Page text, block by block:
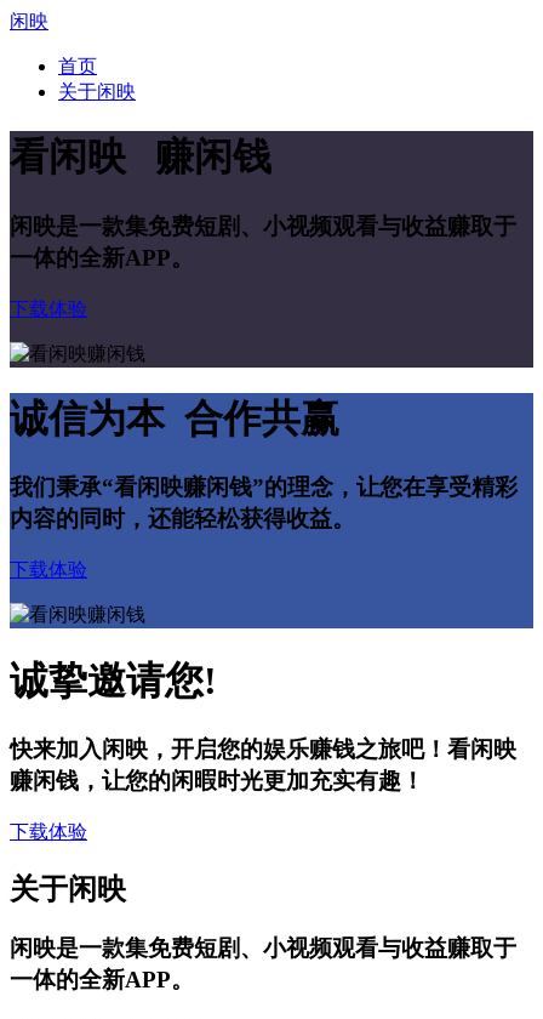
闲映
首页
关于闲映
看闲映 赚闲钱
闲映是一款集免费短剧、小视频观看与收益赚取于
一体的全新APP。
下载体验
诚信为本 合作共赢
我们秉承“看闲映赚闲钱”的理念，让您在享受精彩
内容的同时，还能轻松获得收益。
下载体验
诚挚邀请您!
快来加入闲映，开启您的娱乐赚钱之旅吧！看闲映
赚闲钱，让您的闲暇时光更加充实有趣！
下载体验
关于闲映
闲映是一款集免费短剧、小视频观看与收益赚取于
一体的全新APP。